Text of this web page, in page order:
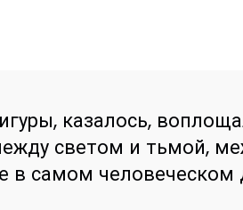
казалось,
светом и тьмой,
в самом человеческом